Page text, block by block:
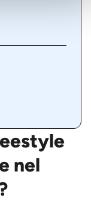
nel